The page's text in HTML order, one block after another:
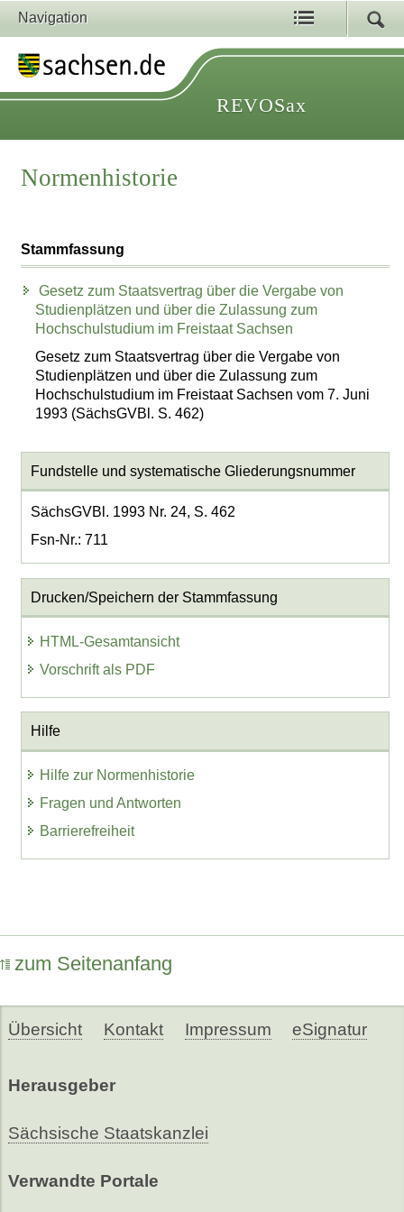
Navigation
REVOSax
Normenhistorie
Stammfassung
Gesetz zum Staatsvertrag über die Vergabe von
Studienplätzen und über die Zulassung zum
Hochschulstudium im Freistaat Sachsen
Gesetz zum Staatsvertrag über die Vergabe von
Studienplätzen und über die Zulassung zum
Hochschulstudium im Freistaat Sachsen vom 7. Juni
1993 (SächsGVBl. S. 462)
Fundstelle und systematische Gliederungsnummer
SächsGVBl. 1993 Nr. 24, S. 462
Fsn-Nr.: 711
Drucken/Speichern der Stammfassung
HTML-Gesamtansicht
Vorschrift als PDF
Hilfe
Hilfe zur Normenhistorie
Fragen und Antworten
Barrierefreiheit
zum Seitenanfang
Übersicht Kontakt Impressum eSignatur
Herausgeber
Sächsische Staatskanzlei
Verwandte Portale